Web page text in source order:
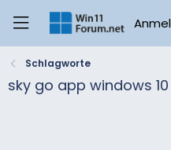
Schlagworte
sky go app windows